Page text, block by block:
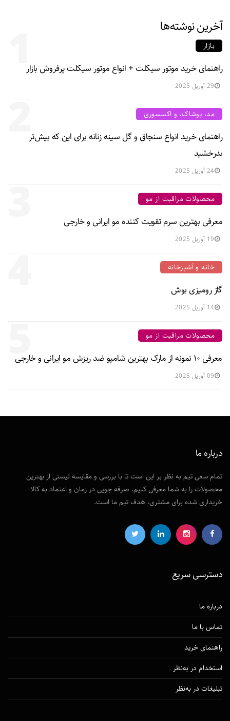
آخرین نوشته‌ها 1 بازار
راهنمای خرید موتور سیکلت + انواع موتور سیکلت پرفروش بازار
29 آوریل 2025
2 مد، پوشاک، و اکسسوری
راهنمای خرید انواع سنجاق و گل سینه زنانه برای این که بیش‌تر
بدرخشید
24 آوریل 2025
محصولات مراقبت از مو
معرفی بهترین سرم تقویت کننده مو ایرانی و خارجی
19 آوریل 2025
خانه و آشپزخانه
گاز رومیزی بوش
14 آوریل 2025
5 محصولات مراقبت از مو
معرفی ۱۰ نمونه از مارک بهترین شامپو ضد ریزش مو ایرانی و خارجی
09 آوریل 2025
درباره ما
تمام سعی تیم به نظر بر این است تا با بررسی و مقایسه لیستی از بهترین
محصولات را به شما معرفی کنیم. صرفه جویی در زمان و اعتماد به کالا
خریداری شده برای مشتری، هدف تیم ما است.
دسترسی‌ سریع
درباره ما
تماس با ما
راهنمای خرید
استخدام در به‌نظر
تبلیغات در به‌نظر